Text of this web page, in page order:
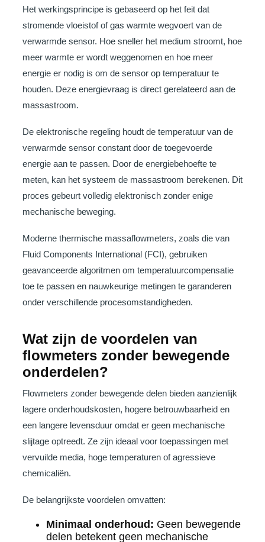
Het werkingsprincipe is gebaseerd op het feit dat
stromende vloeistof of gas warmte wegvoert van de
verwarmde sensor. Hoe sneller het medium stroomt, hoe
meer warmte er wordt weggenomen en hoe meer
energie er nodig is om de sensor op temperatuur te
houden. Deze energievraag is direct gerelateerd aan de
massastroom.
De elektronische regeling houdt de temperatuur van de
verwarmde sensor constant door de toegevoerde
energie aan te passen. Door de energiebehoefte te
meten, kan het systeem de massastroom berekenen. Dit
proces gebeurt volledig elektronisch zonder enige
mechanische beweging.
Moderne thermische massaflowmeters, zoals die van
Fluid Components International (FCI), gebruiken
geavanceerde algoritmen om temperatuurcompensatie
toe te passen en nauwkeurige metingen te garanderen
onder verschillende procesomstandigheden.
Wat zijn de voordelen van
flowmeters zonder bewegende
onderdelen?
Flowmeters zonder bewegende delen bieden aanzienlijk
lagere onderhoudskosten, hogere betrouwbaarheid en
een langere levensduur omdat er geen mechanische
slijtage optreedt. Ze zijn ideaal voor toepassingen met
vervuilde media, hoge temperaturen of agressieve
chemicaliën.
De belangrijkste voordelen omvatten:
Minimaal onderhoud: Geen bewegende
delen betekent geen mechanische